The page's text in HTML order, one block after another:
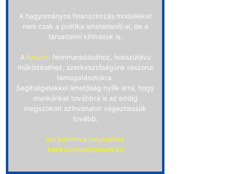
A hagyományos finanszírozás modelleket
nem csak a politika lehetetleníti el, de a
társadalmi kihívások is.
A fuhu.hu fennmaradásához, hosszútávú
működéséhez, szerkesztőségünk rászorul
támogatásotokra.
Segítségetekkel lehetőség nyílik arra, hogy
munkánkat továbbra is az eddig
megszokott színvonalon végezhessük
tovább.
Ide kattintva megtalálod
bankszámlaszámunkat!